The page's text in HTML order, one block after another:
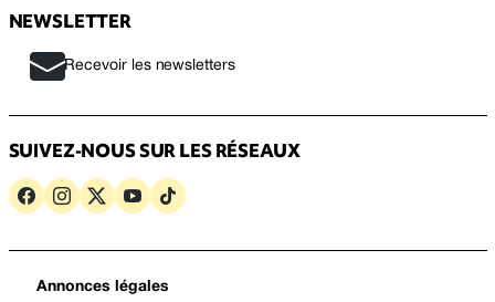
NEWSLETTER
Recevoir les newsletters
SUIVEZ-NOUS SUR LES RÉSEAUX
Annonces légales